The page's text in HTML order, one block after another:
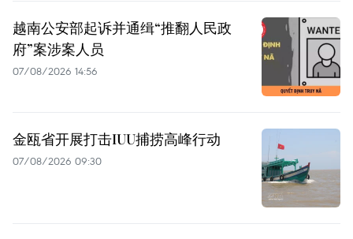
越南公安部起诉并通缉“推翻人民政
府”案涉案人员
07/08/2026 14:56
金瓯省开展打击IUU捕捞高峰行动
07/08/2026 09:30